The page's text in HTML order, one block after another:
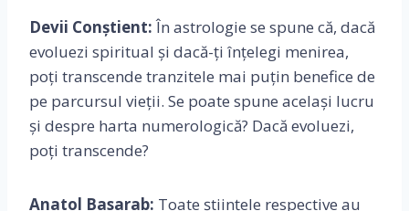
Devii Conștient:În astrologie se spune că, dacă
evoluezi spiritual și dacă-ți înțelegi menirea,
poți transcende tranzitele mai puțin benefice de
pe parcursul vieții. Se poate spune același lucru
și despre harta numerologică? Dacă evoluezi,
poți transcende?
Anatol Basarab: Toate științele respective au